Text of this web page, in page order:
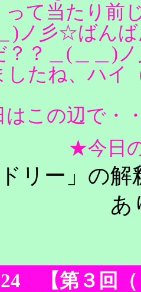
って当たり前
)ノ彡☆ばん
？？＿(＿＿)
したね、ハイ
はこの辺で・
★今日
ドリー」の
あ
24 【第３回